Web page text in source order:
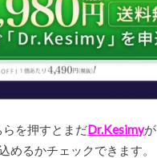
らを押すとまだDr.Kesimyが
めるかチェックできます。